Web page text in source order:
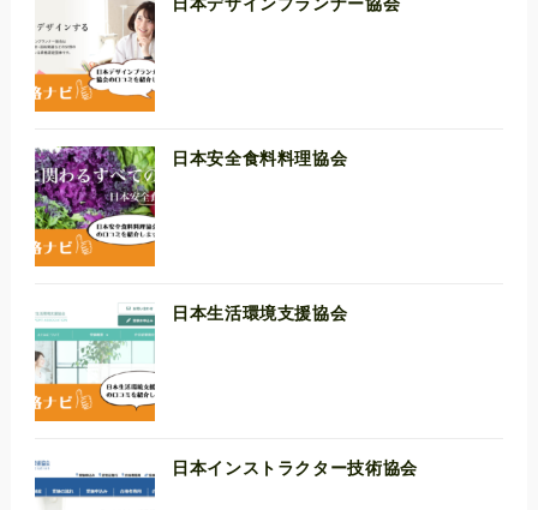
日本安全食料料理協会
日本生活環境支援協会
日本インストラクター技術協会